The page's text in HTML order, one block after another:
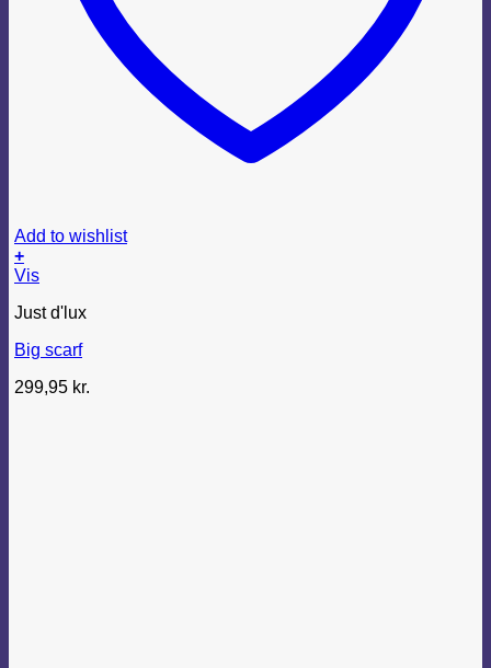
Add to wishlist
+
Vis
Just d'lux
Big scarf
299,95 kr.